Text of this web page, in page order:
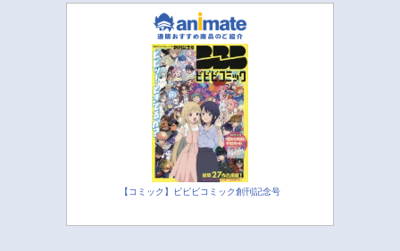
【コミック】ビビビコミック創刊記念号